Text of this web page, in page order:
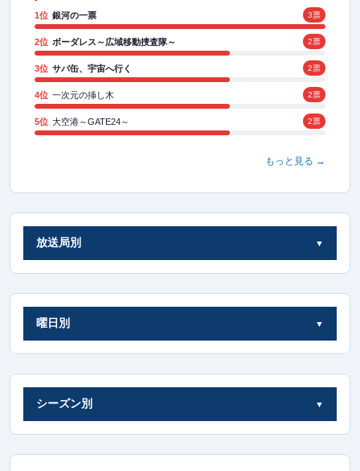
1位 銀河の一票 3票
2位 ボーダレス～広域移動捜査隊～ 2票
3位 サバ缶、宇宙へ行く 2票
4位 一次元の挿し木 2票
5位 大空港～GATE24～ 2票
もっと見る →
放送局別
曜日別
シーズン別